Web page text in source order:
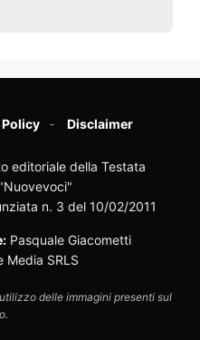
Disclaimer
editoriale della Testata
n. 3 del 10/02/2011
Pasquale Giacometti
Media SRLS
delle immagini presenti sul